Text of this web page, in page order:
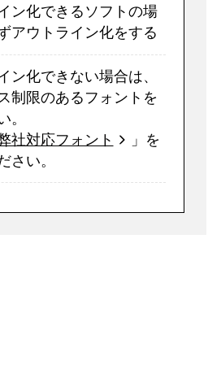
ン化できるソフトの場
アウトライン化をする
ン化できない場合は、
制限のあるフォントを
。
社対応フォント
」を
さい。